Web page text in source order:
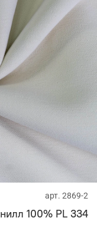
арт. 2869-2
100% PL 334